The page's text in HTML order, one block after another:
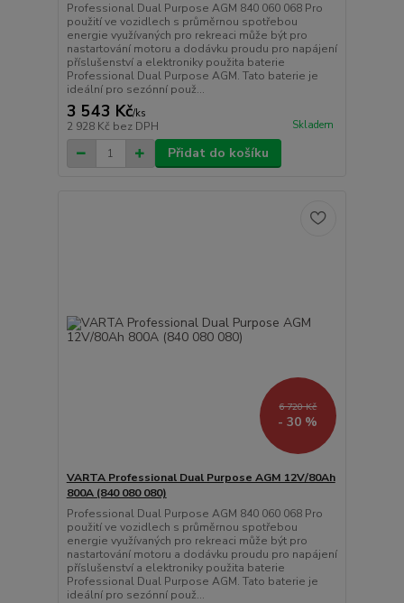
Professional Dual Purpose AGM 840 060 068 Pro
použití ve vozidlech s průměrnou spotřebou
energie využívaných pro rekreaci může být pro
nastartování motoru a dodávku proudu pro napájení
příslušenství a elektroniky použita baterie
Professional Dual Purpose AGM. Tato baterie je
ideální pro sezónní použ...
3 543 Kč/ks
2 928 Kč bez DPH Skladem
Přidat do košíku
6 720 Kč
- 30 %
VARTA Professional Dual Purpose AGM 12V/80Ah
800A (840 080 080)
Professional Dual Purpose AGM 840 060 068 Pro
použití ve vozidlech s průměrnou spotřebou
energie využívaných pro rekreaci může být pro
nastartování motoru a dodávku proudu pro napájení
příslušenství a elektroniky použita baterie
Professional Dual Purpose AGM. Tato baterie je
ideální pro sezónní použ...